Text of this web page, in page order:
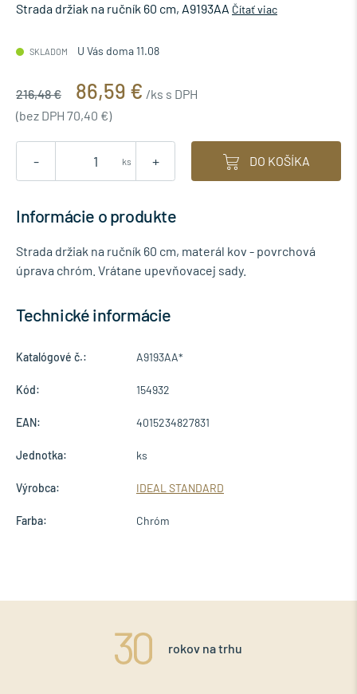
Strada držiak na ručník 60 cm, A9193AA Čítať viac
SKLADOM U Vás doma 11.08
216,48 € 86,59 € /ks s DPH
(bez DPH 70,40 €)
- +
ks DO KOŠÍKA
Informácie o produkte
Strada držiak na ručník 60 cm, materál kov - povrchová
úprava chróm. Vrátane upevňovacej sady.
Technické informácie
Katalógové č.: A9193AA*
Kód: 154932
EAN: 4015234827831
Jednotka: ks
Výrobca: IDEAL STANDARD
Farba: Chróm
rokov na trhu